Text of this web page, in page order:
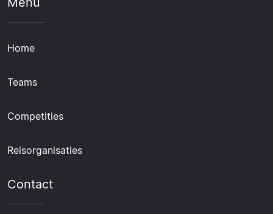
Home
Teams
Competities
Reisorganisaties
Contact